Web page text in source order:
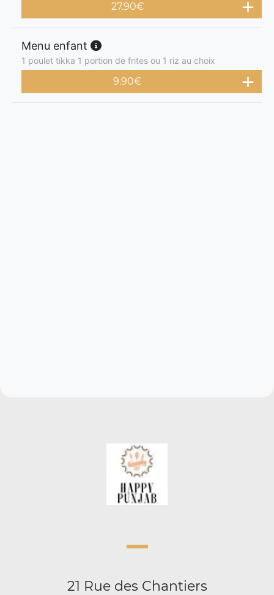
27.90€
Menu enfant
1 poulet tikka 1 portion de frites ou 1 riz au choix
9.90€
21 Rue des Chantiers